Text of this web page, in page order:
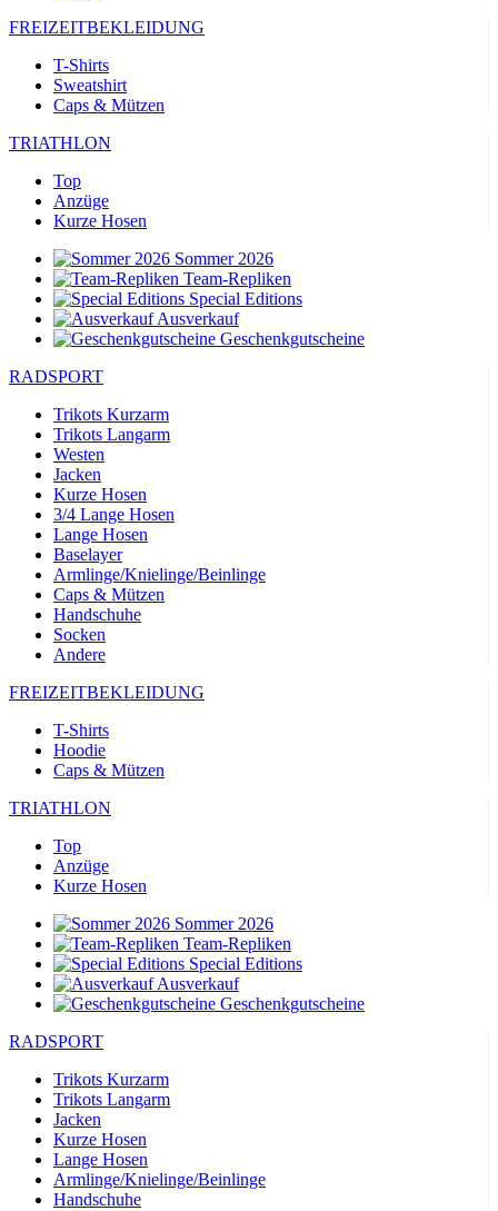
FREIZEITBEKLEIDUNG
T-Shirts
Sweatshirt
Caps & Mützen
TRIATHLON
Top
Anzüge
Kurze Hosen
Sommer 2026
Team-Repliken
Special Editions
Ausverkauf
Geschenkgutscheine
RADSPORT
Trikots Kurzarm
Trikots Langarm
Westen
Jacken
Kurze Hosen
3/4 Lange Hosen
Lange Hosen
Baselayer
Armlinge/Knielinge/Beinlinge
Caps & Mützen
Handschuhe
Socken
Andere
FREIZEITBEKLEIDUNG
T-Shirts
Hoodie
Caps & Mützen
TRIATHLON
Top
Anzüge
Kurze Hosen
Sommer 2026
Team-Repliken
Special Editions
Ausverkauf
Geschenkgutscheine
RADSPORT
Trikots Kurzarm
Trikots Langarm
Jacken
Kurze Hosen
Lange Hosen
Armlinge/Knielinge/Beinlinge
Handschuhe